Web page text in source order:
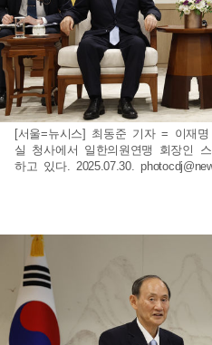
[서울=뉴시스] 최동준 기자 = 이재
실 청사에서 일한의원연맹 회장인
하고 있다. 2025.07.30.